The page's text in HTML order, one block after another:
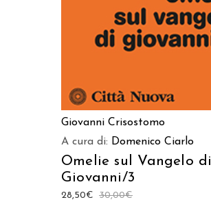
Giovanni Crisostomo
A cura di: Domenico Ciarlo
Omelie sul Vangelo di
Giovanni/3
30,00€
28,50€